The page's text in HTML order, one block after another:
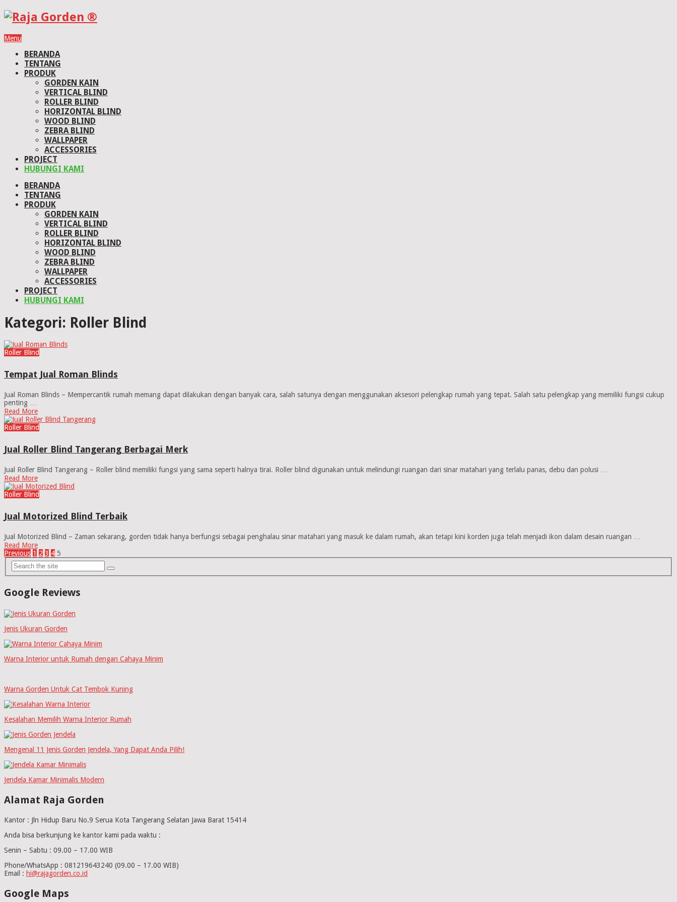
Menu
BERANDA
TENTANG
PRODUK
GORDEN KAIN
VERTICAL BLIND
ROLLER BLIND
HORIZONTAL BLIND
WOOD BLIND
ZEBRA BLIND
WALLPAPER
ACCESSORIES
PROJECT
HUBUNGI KAMI
BERANDA
TENTANG
PRODUK
GORDEN KAIN
VERTICAL BLIND
ROLLER BLIND
HORIZONTAL BLIND
WOOD BLIND
ZEBRA BLIND
WALLPAPER
ACCESSORIES
PROJECT
HUBUNGI KAMI
Kategori: Roller Blind
Roller Blind
Tempat Jual Roman Blinds
Jual Roman Blinds – Mempercantik rumah memang dapat dilakukan dengan banyak cara, salah satunya dengan menggunakan aksesori pelengkap rumah yang tepat. Salah satu pelengkap yang memiliki fungsi cukup
penting …
Read More
Roller Blind
Jual Roller Blind Tangerang Berbagai Merk
Jual Roller Blind Tangerang – Roller blind memiliki fungsi yang sama seperti halnya tirai. Roller blind digunakan untuk melindungi ruangan dari sinar matahari yang terlalu panas, debu dan polusi …
Read More
Roller Blind
Jual Motorized Blind Terbaik
Jual Motorized Blind – Zaman sekarang, gorden tidak hanya berfungsi sebagai penghalau sinar matahari yang masuk ke dalam rumah, akan tetapi kini korden juga telah menjadi ikon dalam desain ruangan …
Read More
Paginasi
pos
Previous 1 2 3 4 5
Google Reviews
Jenis Ukuran Gorden
Warna Interior untuk Rumah dengan Cahaya Minim
Warna Gorden Untuk Cat Tembok Kuning
Kesalahan Memilih Warna Interior Rumah
Mengenal 11 Jenis Gorden Jendela, Yang Dapat Anda Pilih!
Jendela Kamar Minimalis Modern
Alamat Raja Gorden
Kantor : Jln Hidup Baru No.9 Serua Kota Tangerang Selatan Jawa Barat 15414
Anda bisa berkunjung ke kantor kami pada waktu :
Senin – Sabtu : 09.00 – 17.00 WIB
Phone/WhatsApp : 081219643240 (09.00 – 17.00 WIB)
Email : hi@rajagorden.co.id
Google Maps